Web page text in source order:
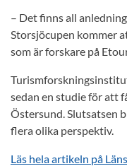
– Det finns all
Storsjöcupen kommer
som är forskare på
sedan en studie för att
Östersund. Slutsatsen
flera olika perspektiv.
Läs hela artikeln på